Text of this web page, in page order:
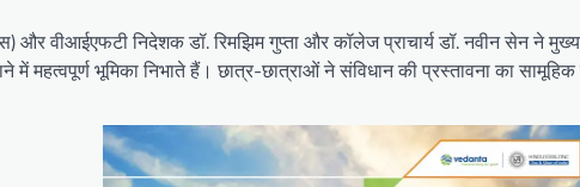
और वीआईएफटी निदेशक डॉ. रिमझिम गुप्ता और कॉलेज प्राचार्य डॉ. नवीन सेन ने
में महत्वपूर्ण भूमिका निभाते हैं। छात्र-छात्राओं ने संविधान की प्रस्तावना का